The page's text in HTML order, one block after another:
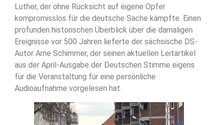
Luther, der ohne Rücksicht auf eigene Opfer
kompromisslos für die deutsche Sache kämpfte. Einen
profunden historischen Überblick über die damaligen
Ereignisse vor 500 Jahren lieferte der sächsische DS-
Autor Arne Schimmer, der seinen aktuellen Leitartikel
aus der April-Ausgabe der Deutschen Stimme eigens
für die Veranstaltung für eine persönliche
Audioaufnahme vorgelesen hat.